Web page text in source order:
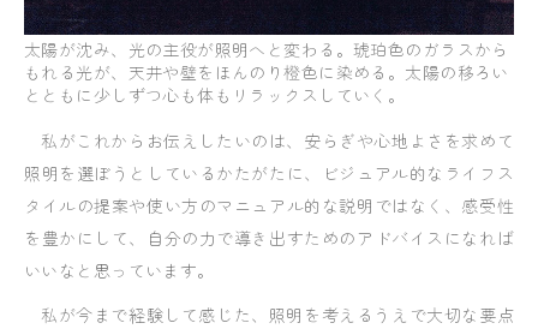
太陽が沈み、光の主役が照明へと変わる。琥珀色のガラスから
もれる光が、天井や壁をほんのり橙色に染める。太陽の移ろい
とともに少しずつ心も体もリラックスしていく。
私がこれからお伝えしたいのは、安らぎや心地よさを求めて
照明を選ぼうとしているかたがたに、ビジュアル的なライフス
タイルの提案や使い方のマニュアル的な説明ではなく、感受性
を豊かにして、自分の力で導き出すためのアドバイスになれば
いいなと思っています。
私が今まで経験して感じた、照明を考えるうえで大切な要点